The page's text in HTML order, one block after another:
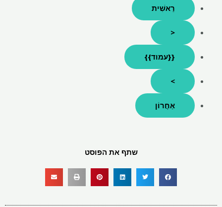
רֵאשִׁית
<
{{עמוד}}
>
אַחֲרוֹן
שתף את הפוסט